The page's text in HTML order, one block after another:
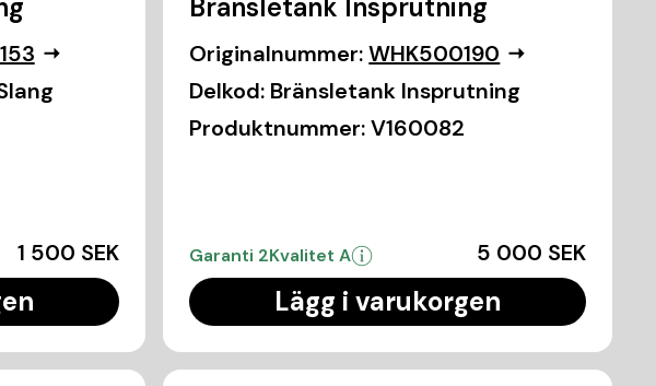
1 500 SEK
Bränsletank Insprutning
Originalnummer: WHK500190
Delkod: Bränsletank Insprutning
Produktnummer: V160082
Garanti 2Kvalitet A 5 000 SEK
Lägg i varukorgen